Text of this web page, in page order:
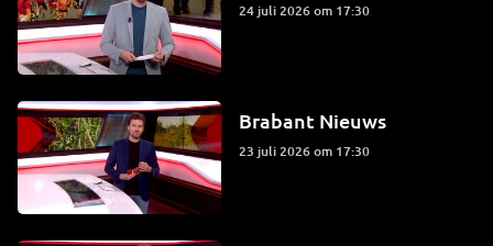
24 juli 2026 om 17:30
Brabant Nieuws
23 juli 2026 om 17:30